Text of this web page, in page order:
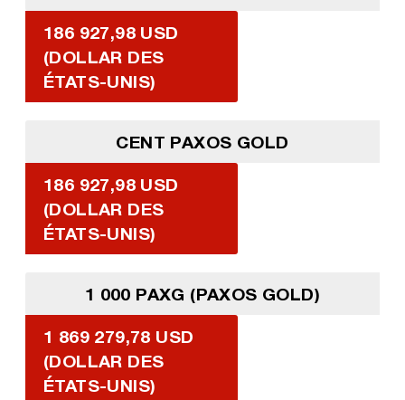
186 927,98 USD
(DOLLAR DES
ÉTATS-UNIS)
CENT PAXOS GOLD
186 927,98 USD
(DOLLAR DES
ÉTATS-UNIS)
1 000 PAXG (PAXOS GOLD)
1 869 279,78 USD
(DOLLAR DES
ÉTATS-UNIS)